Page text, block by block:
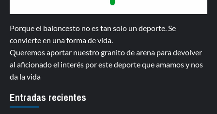
Porque el baloncesto no es tan solo un deporte. Se
convierte en una forma de vida.
Queremos aportar nuestro granito de arena para devolver
al aficionado el interés por este deporte que amamos y nos
da la vida
Entradas recientes